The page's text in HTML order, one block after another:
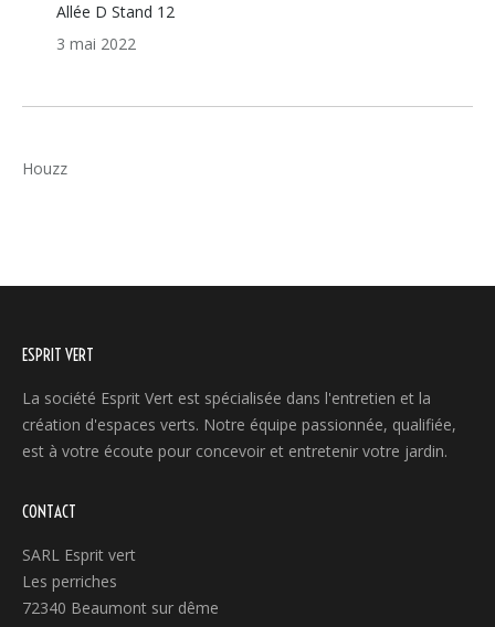
Allée D Stand 12
3 mai 2022
Houzz
ESPRIT VERT
La société Esprit Vert est spécialisée dans l'entretien et la
création d'espaces verts. Notre équipe passionnée, qualifiée,
est à votre écoute pour concevoir et entretenir votre jardin.
CONTACT
SARL Esprit vert
Les perriches
72340 Beaumont sur dême